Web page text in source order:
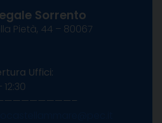
Sorrento
Pietà, 44 – 80067
Uffici: